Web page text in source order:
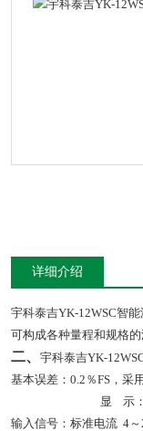
详细介绍
宇科泰吉YK-12WSC智
可构成各种量程和规格
二、 宇科泰吉YK-
基本误差： 0.2 ％FS ，采
显
示
输入信号：标准电流 4～